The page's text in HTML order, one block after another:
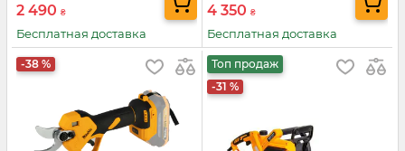
2 490 ₴
Бесплатная доставка
4 350 ₴
Бесплатная доставка
-38 %
Топ продаж
-31 %